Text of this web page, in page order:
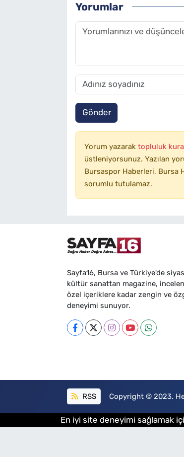
Yorumlar
Gönder
Yorum yazarak topluluk
üstleniyorsunuz. Yazılan
Bursaspor Haberleri, Bursa
sorumlu tutulamaz.
Sayfa16, Bursa ve Türkiye'de
kültür sanattan magazine,
özel içeriklere kadar zengin ve
deneyimi sunuyor.
RSS Copyright © 2023.
En iyi site deneyimi sağlamak